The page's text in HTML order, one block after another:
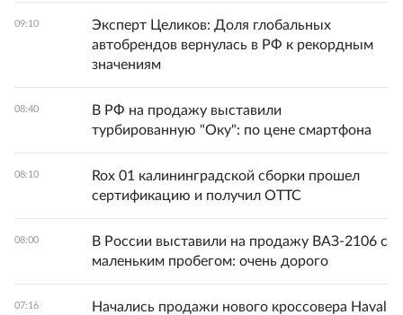
09:10
Эксперт Целиков: Доля глобальных
автобрендов вернулась в РФ к рекордным
значениям
08:40
В РФ на продажу выставили
турбированную "Оку": по цене смартфона
08:10
Rox 01 калининградской сборки прошел
сертификацию и получил ОТТС
08:00
В России выставили на продажу ВАЗ-2106 с
маленьким пробегом: очень дорого
07:16
Начались продажи нового кроссовера Haval